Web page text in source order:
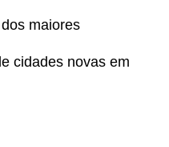
maiores
cidades novas em